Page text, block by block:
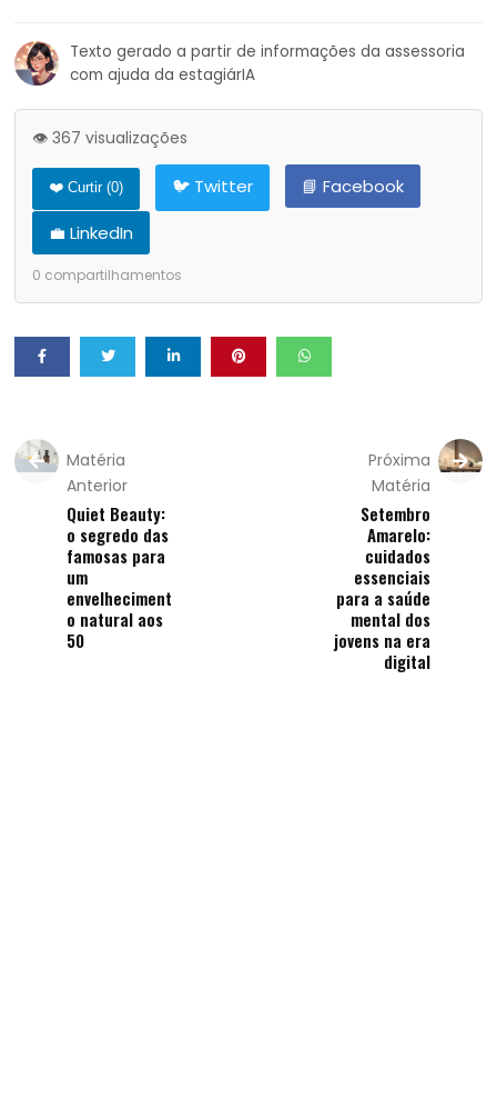
Texto gerado a partir de informações da assessoria
com ajuda da estagiárIA
👁️ 367 visualizações
❤️ Curtir (0) 🐦 Twitter
📘 Facebook
💼 LinkedIn
0 compartilhamentos
Matéria
Anterior
Quiet Beauty:
o segredo das
famosas para
um
envelheciment
o natural aos
50
Próxima
Matéria
Setembro
Amarelo:
cuidados
essenciais
para a saúde
mental dos
jovens na era
digital